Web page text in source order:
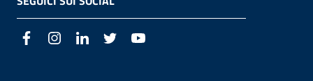
FacebookInstagramLinkedIn Twitter